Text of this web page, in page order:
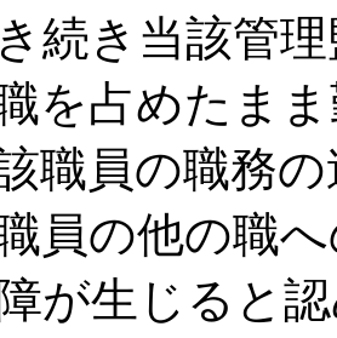
続き当該管
を占めたま
該職員の職務
員の他の職
が生じると